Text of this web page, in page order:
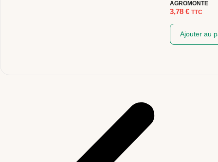
AGROMONTE
3,78€ TTC
Ajouter au